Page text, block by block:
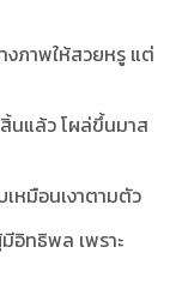
งภาพให้สวยหรู แต่
นแล้ว โผล่ขึ้นมาส
หมือนเงาตามตัว
อิทธิพล เพราะ